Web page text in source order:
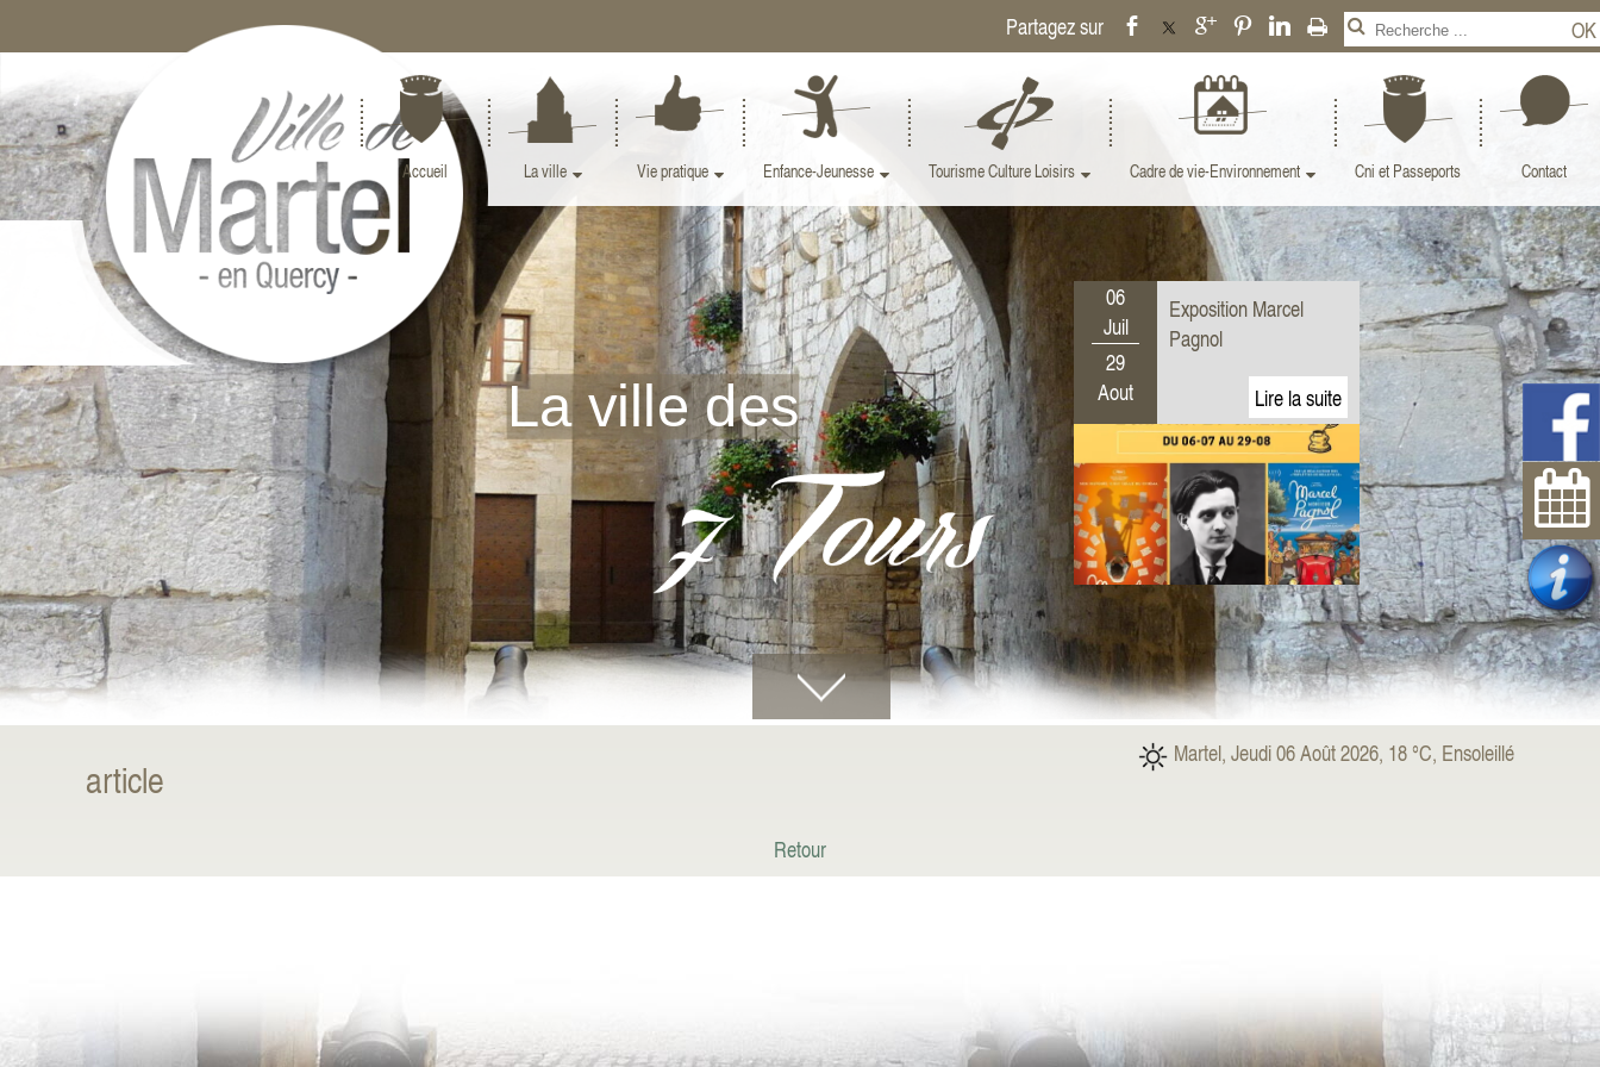
Accueil La ville Vie pratique Enfance-Jeunesse Tourisme Culture Loisirs Cadre de vie-Environnement Cni et Passeports Contact
La ville des
06
Juil
29
Aout
Exposition Marcel
Pagnol
25
Juil
09
Aout
Exposition " Murs Murs
et Histoire de Martel"
article
Martel, Jeudi 06 Août 2026, 18 °C, Ensoleillé
Retour